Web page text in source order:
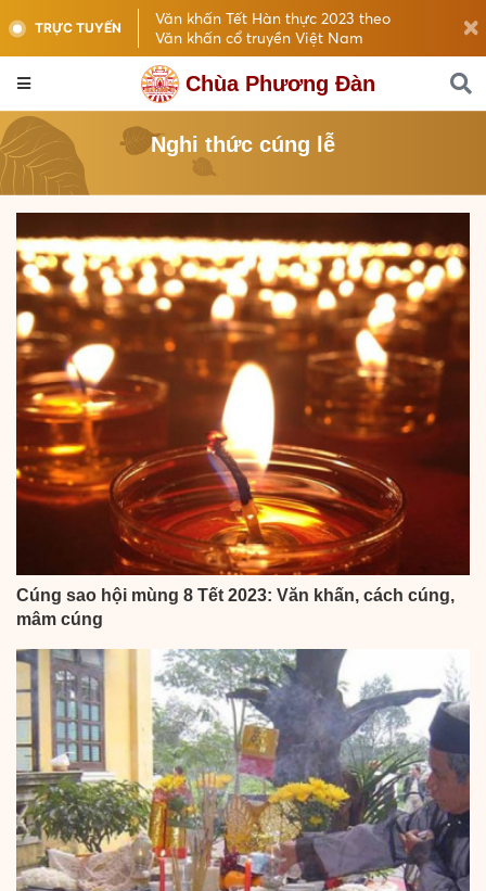
TRỰC TUYẾN
Văn khấn Tết Hàn thực 2023 theo
Văn khấn cổ truyền Việt Nam
Chùa Phương Đàn
Nghi thức cúng lễ
Cúng sao hội mùng 8 Tết 2023: Văn khấn, cách cúng,
mâm cúng